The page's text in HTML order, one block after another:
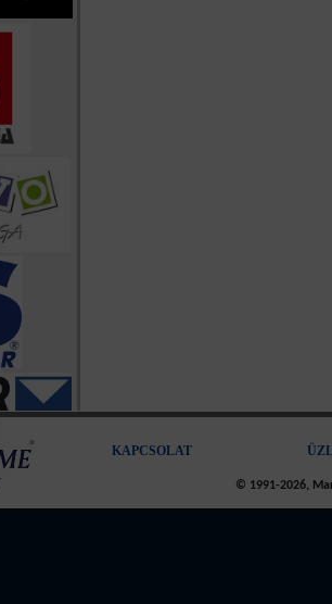
KAPCSOLAT
© 1991-2026,